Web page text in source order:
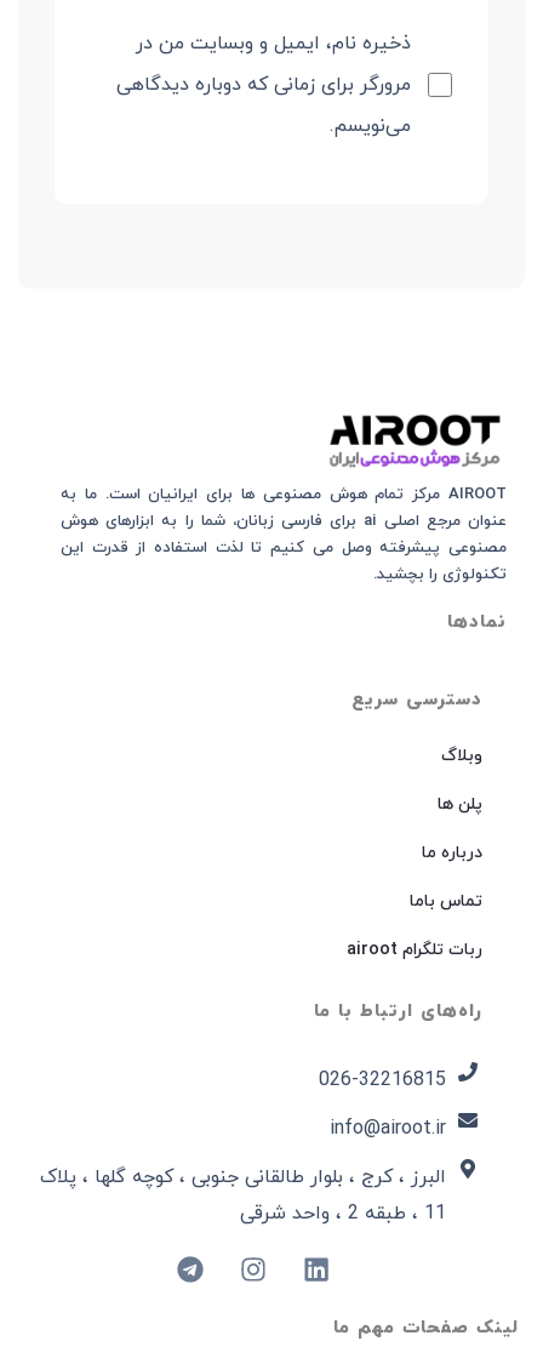
ذخیره نام، ایمیل و وبسایت من در
مرورگر برای زمانی که دوباره دیدگاهی
می‌نویسم.
لینک صفحات مهم ما
دسترسی سریع
وبلاگ
پلن ها
درباره ما
تماس باما
ربات تلگرام airoot
راه‌های ارتباط با ما
026-32216815​
info@airoot.ir
البرز ، کرج ، بلوار طالقانی جنوبی ، کوچه گلها ، پلاک
11 ، طبقه 2 ، واحد شرقی
AIROOT مرکز تمام هوش مصنوعی‌‌‌ ها برای ایرانیان است. ما به
عنوان مرجع اصلی ai برای فارسی زبانان، شما را به ابزارهای هوش
مصنوعی پیشرفته وصل می کنیم تا لذت استفاده از قدرت این
تکنولوژی را بچشید.
نمادها